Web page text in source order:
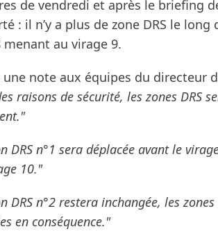
de vendredi et après le briefing
: il n’y a plus de zone DRS le
menant au virage 9.
une note aux équipes du directeur
raisons de sécurité, les zones DRS
DRS n°1 sera déplacée avant le
10."
DRS n°2 restera inchangée, les
en conséquence."